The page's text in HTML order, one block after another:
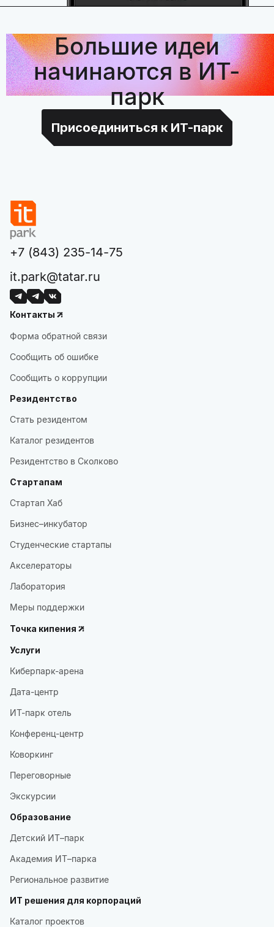
Большие идеи
начинаются в ИТ-
парк
Присоединиться к ИТ-парк
+7 (843) 235-14-75
it.park@tatar.ru
Контакты
Форма обратной связи
Сообщить об ошибке
Сообщить о коррупции
Резидентство
Стать резидентом
Каталог резидентов
Резидентство в Сколково
Стартапам
Стартап Хаб
Бизнес–инкубатор
Студенческие стартапы
Акселераторы
Лаборатория
Меры поддержки
Точка кипения
Услуги
Киберпарк-арена
Дата-центр
ИТ-парк отель
Конференц-центр
Коворкинг
Переговорные
Экскурсии
Образование
Детский ИТ–парк
Академия ИТ–парка
Региональное развитие
ИТ решения для корпораций
Каталог проектов